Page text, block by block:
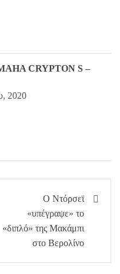
CRYPTON S –
2020
Ο Ντόρσεϊ
«υπέγραψε» το
«διπλό» της Μακάμπι
στο Βερολίνο